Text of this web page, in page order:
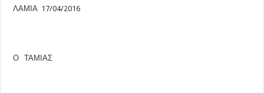
ΛΑΜΙΑ 17/04/2016
Ο ΤΑΜΙΑΣ